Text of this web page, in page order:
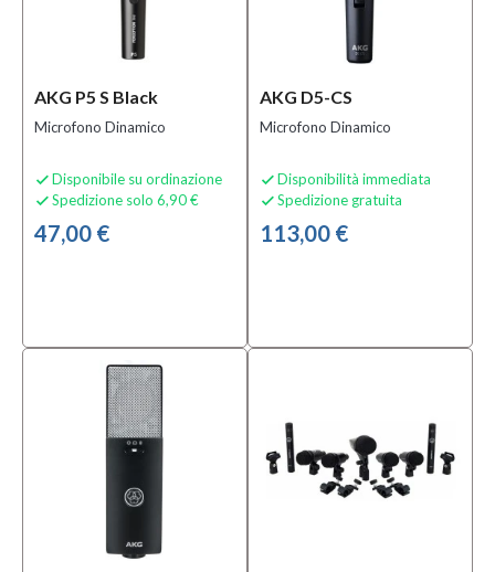
AKG P5 S Black
Microfono Dinamico
 Disponibile su ordinazione
 Spedizione solo 6,90 €
47,00 €
AKG D5-CS
Microfono Dinamico
 Disponibilità immediata
 Spedizione gratuita
113,00 €